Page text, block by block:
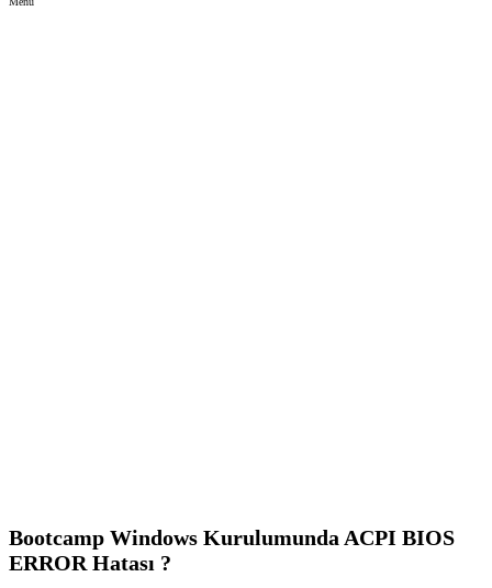
Bootcamp Windows Kurulumunda ACPI BIOS
ERROR Hatası ?